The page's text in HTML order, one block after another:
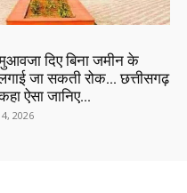
दिए बिना जमीन के
जा सकती रोक… छत्तीसगढ़
ऐसा जानिए…
2026